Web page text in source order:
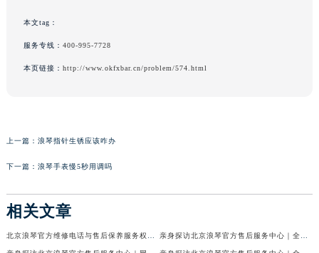
本文tag：
服务专线： 400-995-7728
本页链接： http://www.okfxbar.cn/problem/574.html
上一篇： 浪琴指针生锈应该咋办
下一篇： 浪琴手表慢5秒用调吗
相关文章